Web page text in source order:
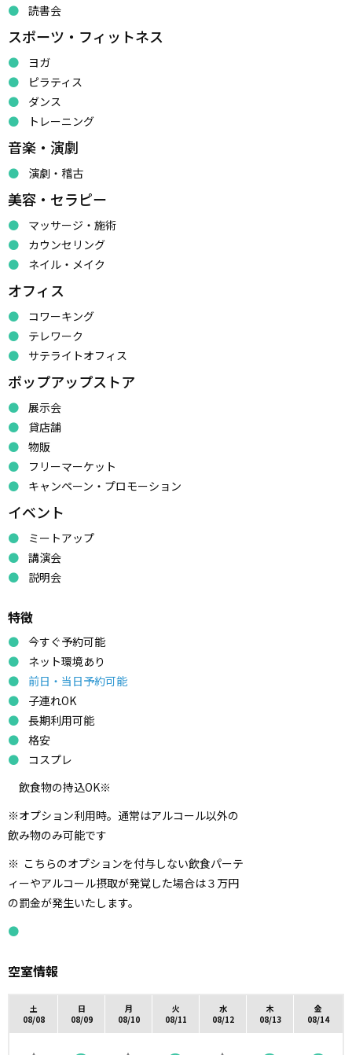
読書会
スポーツ・フィットネス
ヨガ
ピラティス
ダンス
トレーニング
音楽・演劇
演劇・稽古
美容・セラピー
マッサージ・施術
カウンセリング
ネイル・メイク
オフィス
コワーキング
テレワーク
サテライトオフィス
ポップアップストア
展示会
貸店舗
物販
フリーマーケット
キャンペーン・プロモーション
イベント
ミートアップ
講演会
説明会
特徴
今すぐ予約可能
ネット環境あり
前日・当日予約可能
子連れOK
長期利用可能
格安
コスプレ
飲食物の持込OK※
※オプション利用時。通常はアルコール以外の
飲み物のみ可能です
※ こちらのオプションを付与しない飲食パーテ
ィーやアルコール摂取が発覚した場合は３万円
の罰金が発生いたします。
空室情報
土
08/08
日
08/09
月
08/10
火
08/11
水
08/12
木
08/13
金
08/14